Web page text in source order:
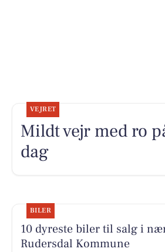
VEJRET
Mildt vejr med ro
dag
BILER
10 dyreste biler til salg i
Rudersdal Kommune